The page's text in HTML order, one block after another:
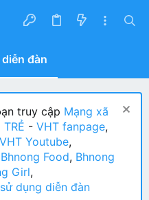
đàn
truy cập Mạng xã
- VHT fanpage,
VHT Youtube,
Bhnong Food, Bhnong
Girl,
sử dụng diễn đàn